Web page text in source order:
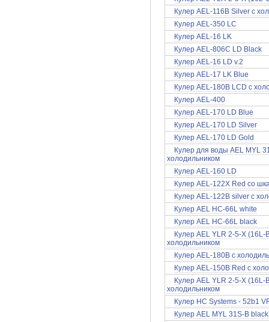
Кулер AEL-116B Silver с
Кулер AEL-350 LC
Кулер AEL-16 LK
Кулер AEL-806C LD Black
Кулер AEL-16 LD v.2
Кулер AEL-17 LK Blue
Кулер AEL-180B LCD с
Кулер AEL-400
Кулер AEL-170 LD Blue
Кулер AEL-170 LD Silver
Кулер AEL-170 LD Gold
Кулер для воды AEL MYL
холодильником
Кулер AEL-160 LD
Кулер AEL-122X Red со
Кулер AEL-122B silver с
Кулер AEL HC-66L white
Кулер AEL HC-66L black
Кулер AEL YLR 2-5-X (16L-
холодильником
Кулер AEL-180B с
Кулер AEL-150B Red с
Кулер AEL YLR 2-5-X (16L-
холодильником
Кулер HC Systems - 52b1
Кулер AEL MYL 31S-B